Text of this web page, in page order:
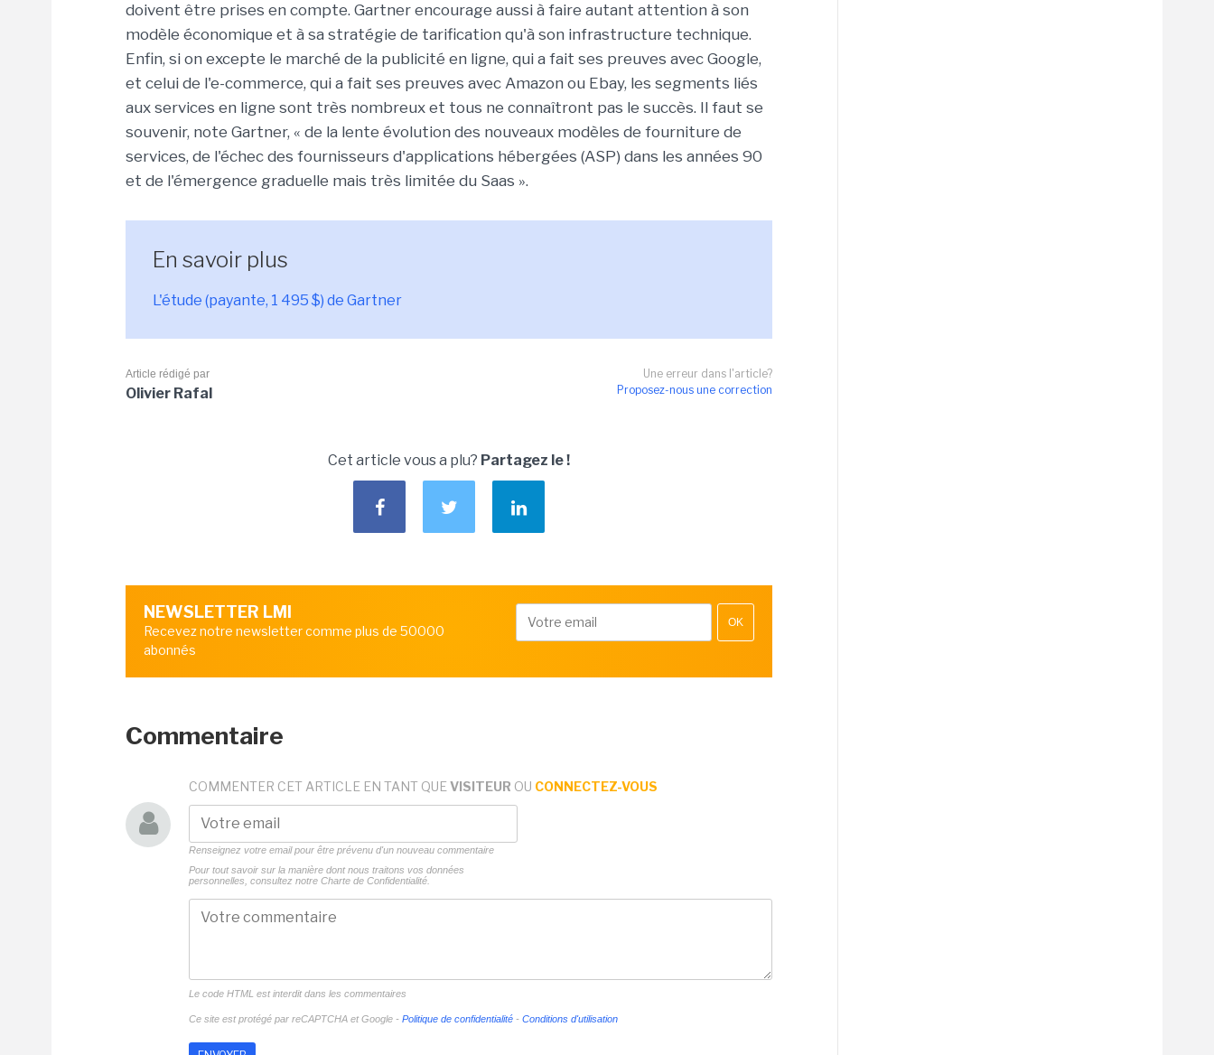
doivent être prises en compte. Gartner encourage aussi à faire autant attention à son
modèle économique et à sa stratégie de tarification qu'à son infrastructure technique.
Enfin, si on excepte le marché de la publicité en ligne, qui a fait ses preuves avec Google,
et celui de l'e-commerce, qui a fait ses preuves avec Amazon ou Ebay, les segments liés
aux services en ligne sont très nombreux et tous ne connaîtront pas le succès. Il faut se
souvenir, note Gartner, « de la lente évolution des nouveaux modèles de fourniture de
services, de l'échec des fournisseurs d'applications hébergées (ASP) dans les années 90
et de l'émergence graduelle mais très limitée du Saas ».
En savoir plus
L'étude (payante, 1 495 $) de Gartner
Une erreur dans l'article?
Proposez-nous une correction
Article rédigé par
Olivier Rafal
Cet article vous a plu? Partagez le !
NEWSLETTER LMI
Recevez notre newsletter comme plus de 50000
abonnés
OK
Commentaire
COMMENTER CET ARTICLE EN TANT QUE VISITEUR OU CONNECTEZ-VOUS
Renseignez votre email pour être prévenu d'un nouveau commentaire
Pour tout savoir sur la manière dont nous traitons vos données
personnelles, consultez notre Charte de Confidentialité.
Le code HTML est interdit dans les commentaires
Ce site est protégé par reCAPTCHA et Google - Politique de confidentialité - Conditions d'utilisation